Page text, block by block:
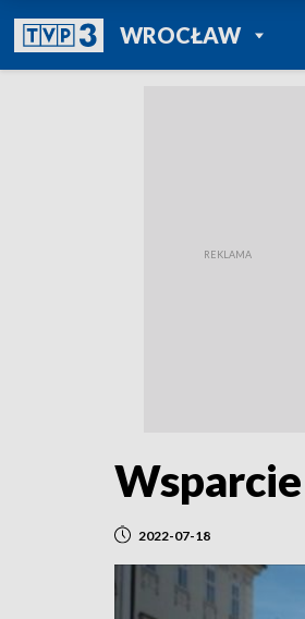
WROCŁAWPOWRÓT DO
TVP REGIONY
2022-07-18